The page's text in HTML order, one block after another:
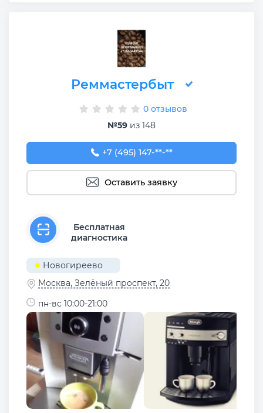
Реммастербыт
0 отзывов
№59 из 148
+7 (495) 147-69-38
+7 (495) 147-**-**
Оставить заявку
Бесплатная
диагностика
Новогиреево
Москва, Зелёный проспект, 20
пн-вс 10:00-21:00